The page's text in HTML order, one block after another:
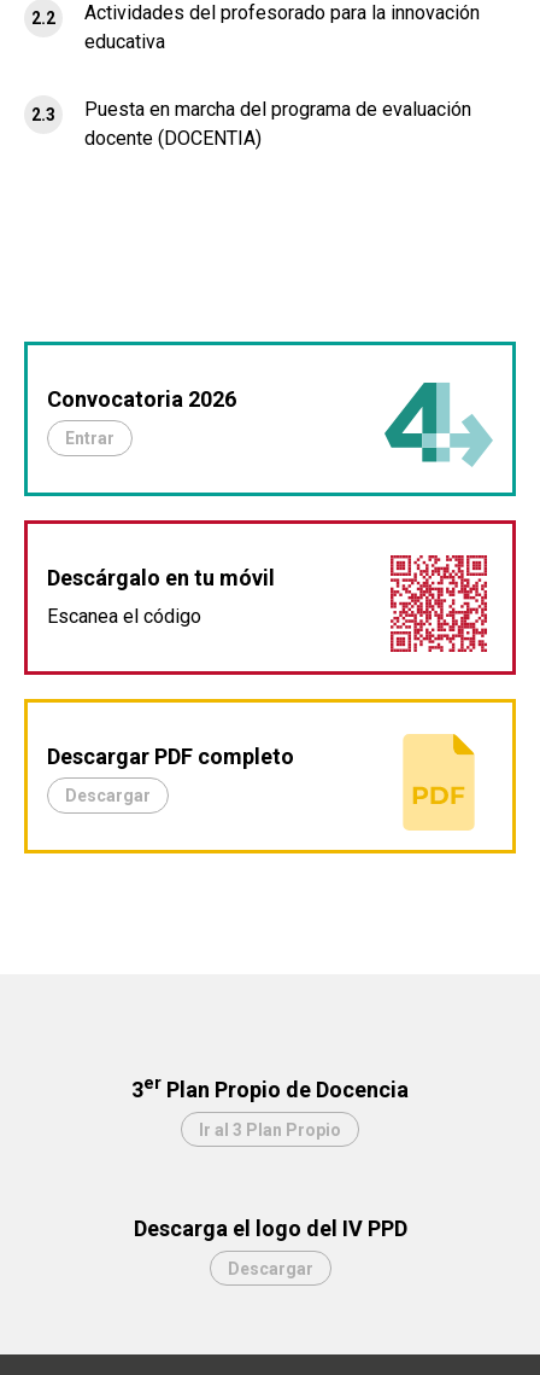
2.2
Actividades del profesorado para la innovación
educativa
2.3
Puesta en marcha del programa de evaluación
docente (DOCENTIA)
Convocatoria 2026
Entrar
Descárgalo en tu móvil
Escanea el código
Descargar PDF completo
Descargar
3er Plan Propio de Docencia
Ir al 3 Plan Propio
Descarga el logo del IV PPD
Descargar